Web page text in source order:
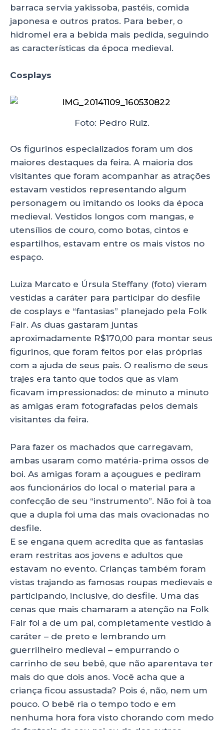
barraca servia yakissoba, pastéis, comida
japonesa e outros pratos. Para beber, o
hidromel era a bebida mais pedida, seguindo
as características da época medieval.
Cosplays
Foto: Pedro Ruiz.
Os figurinos especializados foram um dos
maiores destaques da feira. A maioria dos
visitantes que foram acompanhar as atrações
estavam vestidos representando algum
personagem ou imitando os looks da época
medieval. Vestidos longos com mangas, e
utensílios de couro, como botas, cintos e
espartilhos, estavam entre os mais vistos no
espaço.
Luiza Marcato e Úrsula Steffany (foto) vieram
vestidas a caráter para participar do desfile
de cosplays e “fantasias” planejado pela Folk
Fair. As duas gastaram juntas
aproximadamente R$170,00 para montar seus
figurinos, que foram feitos por elas próprias
com a ajuda de seus pais. O realismo de seus
trajes era tanto que todos que as viam
ficavam impressionados: de minuto a minuto
as amigas eram fotografadas pelos demais
visitantes da feira.
Para fazer os machados que carregavam,
ambas usaram como matéria-prima ossos de
boi. As amigas foram a açougues e pediram
aos funcionários do local o material para a
confecção de seu “instrumento”. Não foi à toa
que a dupla foi uma das mais ovacionadas no
desfile.
E se engana quem acredita que as fantasias
eram restritas aos jovens e adultos que
estavam no evento. Crianças também foram
vistas trajando as famosas roupas medievais e
participando, inclusive, do desfile. Uma das
cenas que mais chamaram a atenção na Folk
Fair foi a de um pai, completamente vestido à
caráter – de preto e lembrando um
guerrilheiro medieval – empurrando o
carrinho de seu bebê, que não aparentava ter
mais do que dois anos. Você acha que a
criança ficou assustada? Pois é, não, nem um
pouco. O bebê ria o tempo todo e em
nenhuma hora fora visto chorando com medo